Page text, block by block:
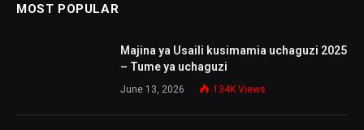
MOST POPULAR
Majina ya Usaili kusimamia uchaguzi 2025
– Tume ya uchaguzi
June 13, 2026 134K Views